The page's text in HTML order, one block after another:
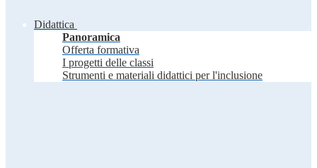
Didattica
Panoramica
Offerta formativa
I progetti delle classi
Strumenti e materiali didattici per l'inclusione